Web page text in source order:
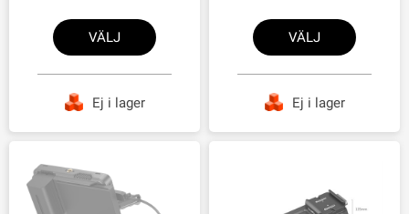
VÄLJ
Ej i lager
VÄLJ
Ej i lager